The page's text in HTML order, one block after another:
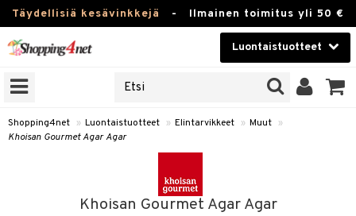
Täydellisiä kesävinkkejä - Ilmainen toimitus yli 50 €
Luontaistuotteet
Kauneudenhoito
Piilolinssit
Shopping4net » Luontaistuotteet » Elintarvikkeet » Muut »
Khoisan Gourmet Agar Agar
Khoisan Gourmet Agar Agar